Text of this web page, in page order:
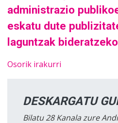
administrazio
eskatu dute
laguntzak bideratzeko
Osorik irakurri
DESKARGATU
Bilatu 28 Kanala zure